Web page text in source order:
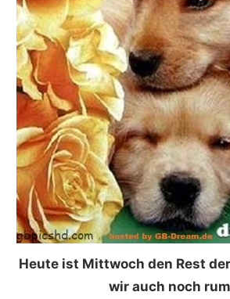
Heute ist Mittwoch den Rest
wir auch noch